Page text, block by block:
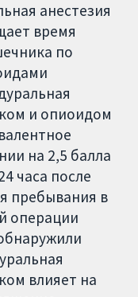
анестезия
время
по
и опиоидом
на 2,5 балла
часа после
пребывания в
операции
влияет на